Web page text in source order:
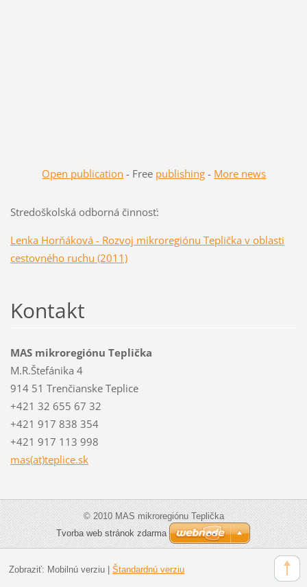
Open publication - Free publishing - More news
Stredoškolská odborná činnosť:
Lenka Horňáková - Rozvoj mikroregiónu Teplička v oblasti
cestovného ruchu (2011)
Kontakt
MAS mikroregiónu Teplička
M.R.Štefánika 4
914 51 Trenčianske Teplice
+421 32 655 67 32
+421 917 838 354
+421 917 113 998
mas(at)teplice.sk
© 2010 MAS mikroregiónu Teplička
Tvorba web stránok zdarma
Zobraziť: Mobilnú verziu| Štandardnú verziu